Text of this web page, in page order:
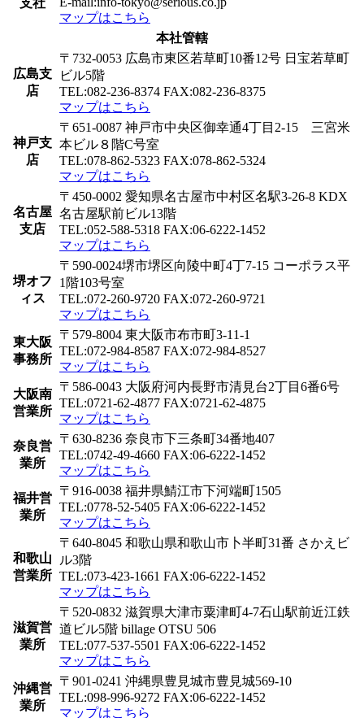
マップはこちら
本社管轄
広島支
店
〒732-0053 広島市東区若草町10番12号 日宝若草町
ビル5階
TEL:082-236-8374 FAX:082-236-8375
マップはこちら
神戸支
店
〒651-0087 神戸市中央区御幸通4丁目2-15 三宮米
本ビル８階C号室
TEL:078-862-5323 FAX:078-862-5324
マップはこちら
名古屋
支店
〒450-0002 愛知県名古屋市中村区名駅3-26-8 KDX
名古屋駅前ビル13階
TEL:052-588-5318 FAX:06-6222-1452
マップはこちら
堺オフ
ィス
〒590-0024堺市堺区向陵中町4丁7-15 コーポラス平
1階103号室
TEL:072-260-9720 FAX:072-260-9721
マップはこちら
東大阪
事務所
〒579-8004 東大阪市布市町3-11-1
TEL:072-984-8587 FAX:072-984-8527
マップはこちら
大阪南
営業所
〒586-0043 大阪府河内長野市清見台2丁目6番6号
TEL:0721-62-4877 FAX:0721-62-4875
マップはこちら
奈良営
業所
〒630-8236 奈良市下三条町34番地407
TEL:0742-49-4660 FAX:06-6222-1452
マップはこちら
福井営
業所
〒916-0038 福井県鯖江市下河端町1505
TEL:0778-52-5405 FAX:06-6222-1452
マップはこちら
和歌山
営業所
〒640-8045 和歌山県和歌山市卜半町31番 さかえビ
ル3階
TEL:073-423-1661 FAX:06-6222-1452
マップはこちら
滋賀営
業所
〒520-0832 滋賀県大津市粟津町4-7石山駅前近江鉄
道ビル5階 billage OTSU 506
TEL:077-537-5501 FAX:06-6222-1452
マップはこちら
沖縄営
業所
〒901-0241 沖縄県豊見城市豊見城569-10
TEL:098-996-9272 FAX:06-6222-1452
マップはこちら